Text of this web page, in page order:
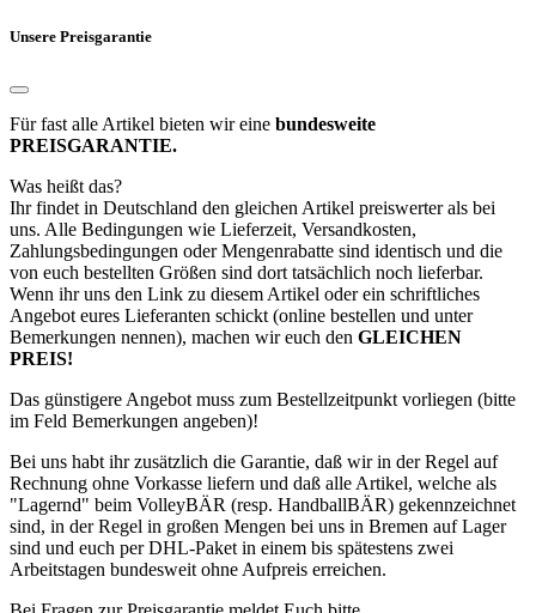
Unsere Preisgarantie
Für fast alle Artikel bieten wir eine bundesweite
PREISGARANTIE.
Was heißt das?
Ihr findet in Deutschland den gleichen Artikel preiswerter als bei
uns. Alle Bedingungen wie Lieferzeit, Versandkosten,
Zahlungsbedingungen oder Mengenrabatte sind identisch und die
von euch bestellten Größen sind dort tatsächlich noch lieferbar.
Wenn ihr uns den Link zu diesem Artikel oder ein schriftliches
Angebot eures Lieferanten schickt (online bestellen und unter
Bemerkungen nennen), machen wir euch den GLEICHEN
PREIS!
Das günstigere Angebot muss zum Bestellzeitpunkt vorliegen (bitte
im Feld Bemerkungen angeben)!
Bei uns habt ihr zusätzlich die Garantie, daß wir in der Regel auf
Rechnung ohne Vorkasse liefern und daß alle Artikel, welche als
"Lagernd" beim VolleyBÄR (resp. HandballBÄR) gekennzeichnet
sind, in der Regel in großen Mengen bei uns in Bremen auf Lager
sind und euch per DHL-Paket in einem bis spätestens zwei
Arbeitstagen bundesweit ohne Aufpreis erreichen.